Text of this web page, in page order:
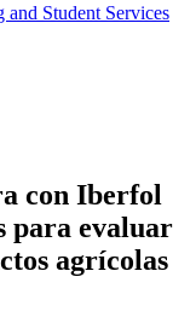
Student Services
con Iberfol
para evaluar
agrícolas